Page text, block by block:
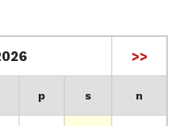
>>
p s n